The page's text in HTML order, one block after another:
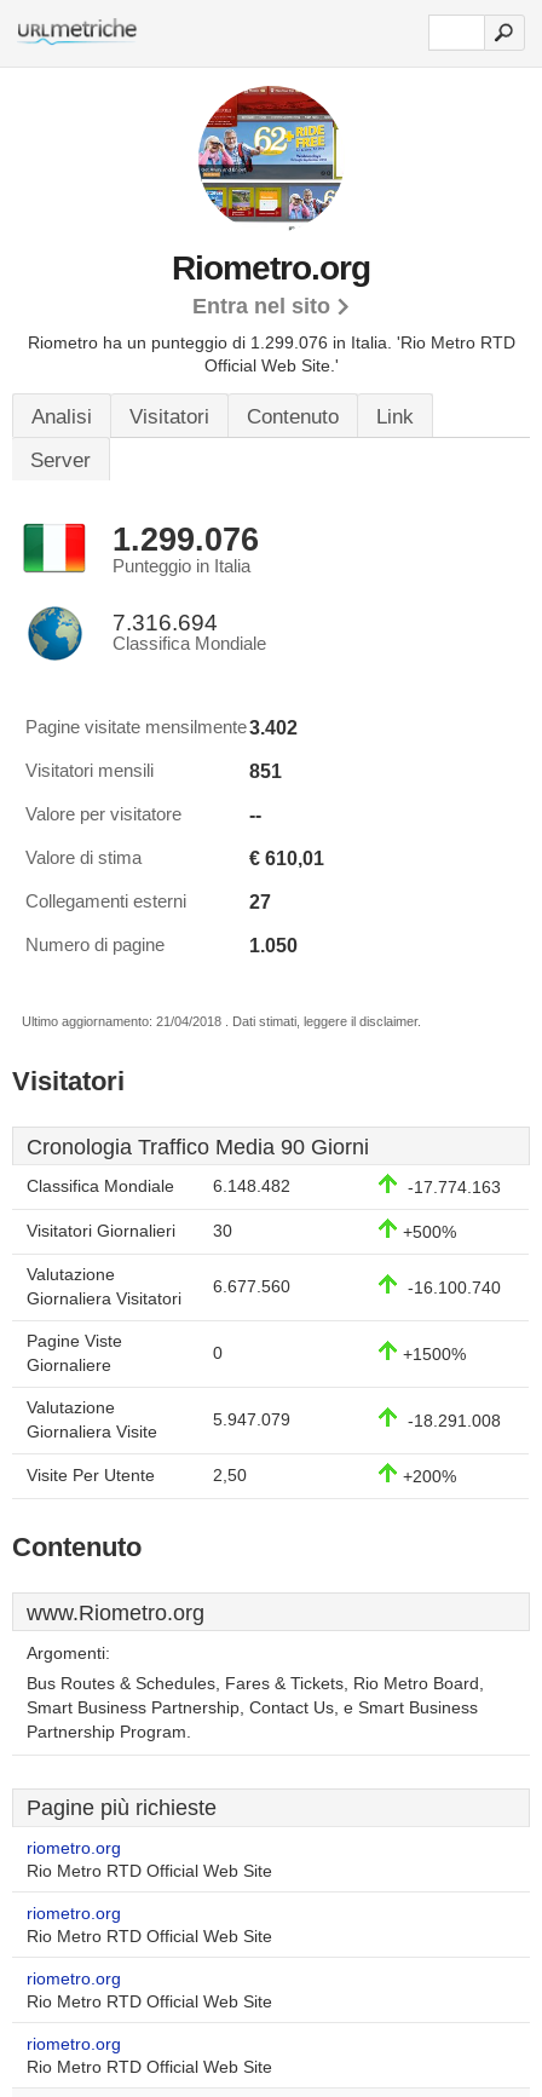
Riometro.org
Entra nel sito
Riometro ha un punteggio di 1.299.076 in Italia. 'Rio Metro RTD
Official Web Site.'
Analisi Visitatori Contenuto
Link
Server
1.299.076
Punteggio in Italia
7.316.694
Classifica Mondiale
Pagine visitate mensilmente3.402
Visitatori mensili 851
Valore per visitatore --
Valore di stima € 610,01
Collegamenti esterni 27
Numero di pagine 1.050
Ultimo aggiornamento: 21/04/2018 . Dati stimati, leggere il disclaimer.
Visitatori
Cronologia Traffico Media 90 Giorni
Classifica Mondiale 6.148.482 -17.774.163
Visitatori Giornalieri 30 +500%
Valutazione
Giornaliera Visitatori
6.677.560 -16.100.740
Pagine Viste
Giornaliere
0 +1500%
Valutazione
Giornaliera Visite
5.947.079 -18.291.008
Visite Per Utente 2,50 +200%
Contenuto
www.Riometro.org
Argomenti:
Bus Routes & Schedules, Fares & Tickets, Rio Metro Board,
Smart Business Partnership, Contact Us, e Smart Business
Partnership Program.
Pagine più richieste
riometro.org
Rio Metro RTD Official Web Site
riometro.org
Rio Metro RTD Official Web Site
riometro.org
Rio Metro RTD Official Web Site
riometro.org
Rio Metro RTD Official Web Site